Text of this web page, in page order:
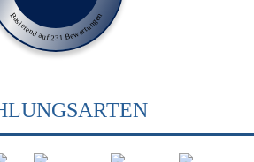
Basierend auf 231 Bewertungen